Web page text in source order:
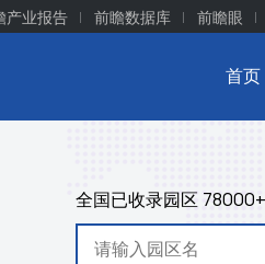
产业报告 前瞻数据库 前瞻眼
首页
全国已收录园区 78000+